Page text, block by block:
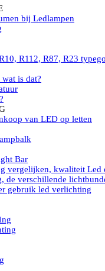
220V
220V
flitsers
Allremote
Golight
zoeklicht
diverse
ALLremote
bij Ledlampen
R112, R87, R23
is dat?
van LED op letten
Bar
vergelijken, kwaliteit Led
de verschillende
gebruik led verlichting